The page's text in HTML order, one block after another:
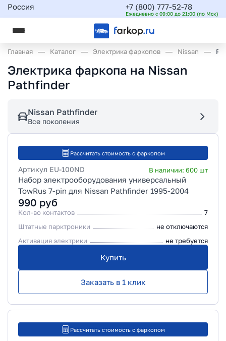
Россия +7 (800) 777-52-78
Ежедневно с 09:00 до 21:00 (по Мск)
Главная Каталог Электрика фаркопов Nissan
Электрика фаркопа на Nissan
Pathfinder
Nissan Pathfinder
Все поколения
Рассчитать стоимость с фаркопом
Артикул EU-100ND В наличии: 600 шт
Набор электрооборудования универсальный
TowRus 7-pin для Nissan Pathfinder 1995-2004
990 руб
Кол-во контактов
7
Штатные парктроники
не отключаются
Активация электрики
не требуется
Купить
Заказать в 1 клик
Рассчитать стоимость с фаркопом